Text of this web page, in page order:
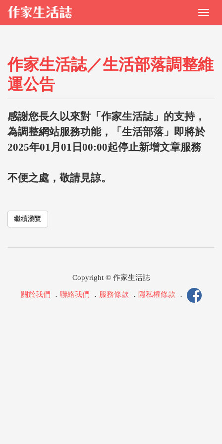
作家生活誌／生活部落調整維
運公告
感謝您長久以來對「作家生活誌」的支持，
為調整網站服務功能，「生活部落」即將於
2025年01月01日00:00起停止新增文章服務
不便之處，敬請見諒。
繼續瀏覽
Copyright © 作家生活誌
關於我們 ． 聯絡我們 ． 服務條款 ． 隱私權條款 ．